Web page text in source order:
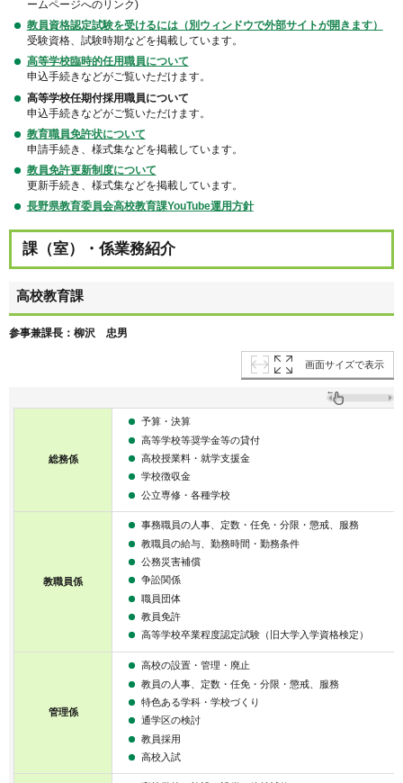
ームページへのリンク)
教員資格認定試験を受けるには（別ウィンドウで外部サイトが開きます）
受験資格、試験時期などを掲載しています。
高等学校臨時的任用職員について
申込手続きなどがご覧いただけます。
高等学校任期付採用職員について
申込手続きなどがご覧いただけます。
教育職員免許状について
申請手続き、様式集などを掲載しています。
教員免許更新制度について
更新手続き、様式集などを掲載しています。
長野県教育委員会高校教育課YouTube運用方針
課（室）・係業務紹介
高校教育課
参事兼課長：柳沢 忠男
画面サイズで表示
総務係
予算・決算
高等学校等奨学金等の貸付
高校授業料・就学支援金
学校徴収金
公立専修・各種学校
教職員係
事務職員の人事、定数・任免・分限・懲戒、服務
教職員の給与、勤務時間・勤務条件
公務災害補償
争訟関係
職員団体
教員免許
高等学校卒業程度認定試験（旧大学入学資格検定）
管理係
高校の設置・管理・廃止
教員の人事、定数・任免・分限・懲戒、服務
特色ある学科・学校づくり
通学区の検討
教員採用
高校入試